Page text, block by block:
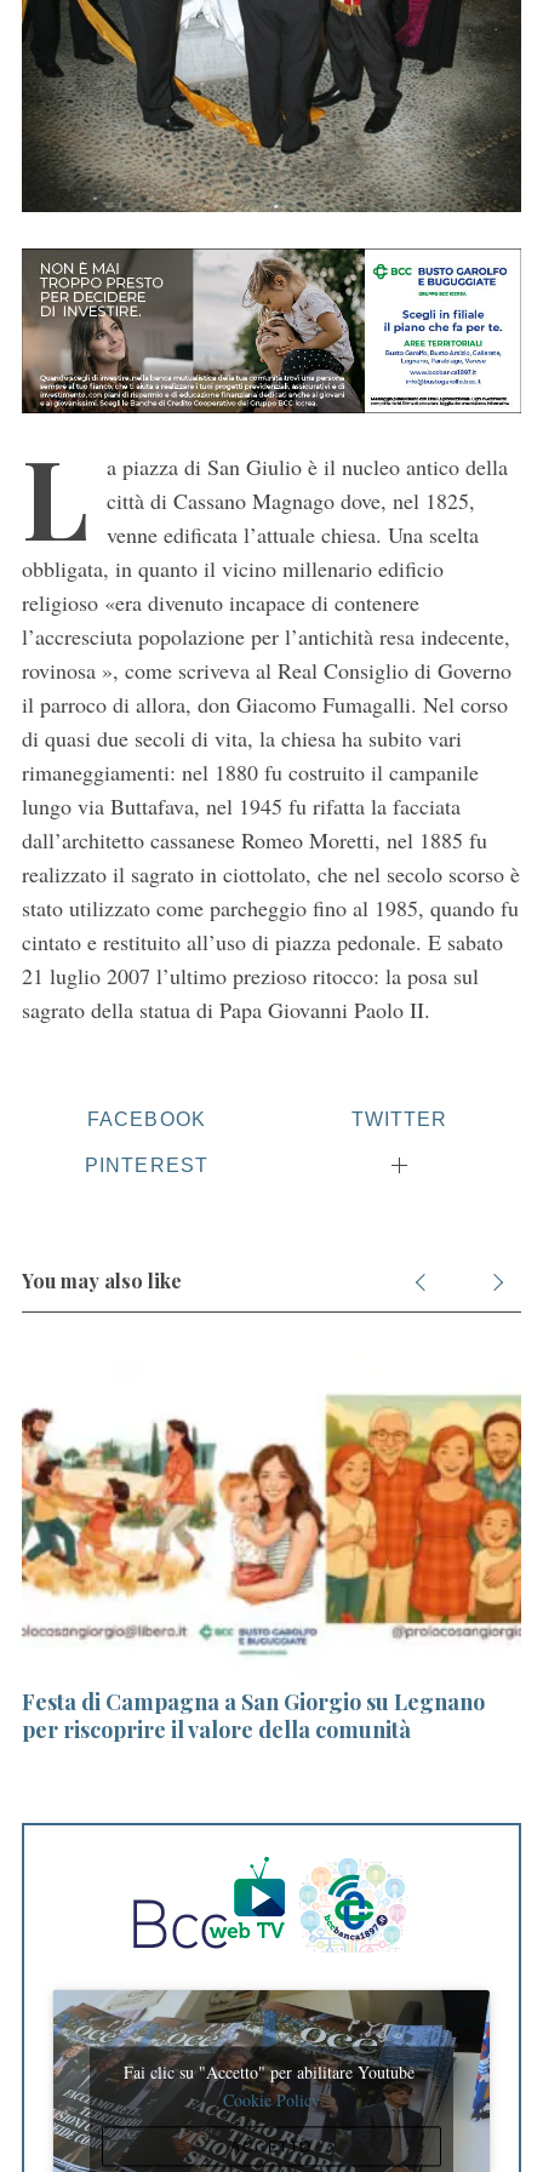
L
a piazza di San Giulio è il nucleo antico della
città di Cassano Magnago dove, nel 1825,
venne edificata l’attuale chiesa. Una scelta
obbligata, in quanto il vicino millenario edificio
religioso «era divenuto incapace di contenere
l’accresciuta popolazione per l’antichità resa indecente,
rovinosa », come scriveva al Real Consiglio di Governo
il parroco di allora, don Giacomo Fumagalli. Nel corso
di quasi due secoli di vita, la chiesa ha subito vari
rimaneggiamenti: nel 1880 fu costruito il campanile
lungo via Buttafava, nel 1945 fu rifatta la facciata
dall’architetto cassanese Romeo Moretti, nel 1885 fu
realizzato il sagrato in ciottolato, che nel secolo scorso è
stato utilizzato come parcheggio fino al 1985, quando fu
cintato e restituito all’uso di piazza pedonale. E sabato
21 luglio 2007 l’ultimo prezioso ritocco: la posa sul
sagrato della statua di Papa Giovanni Paolo II.
FACEBOOK TWITTER
PINTEREST
You may also like
Festa di Campagna a San Giorgio su Legnano
per riscoprire il valore della comunità
Fai clic su "Accetto" per abilitare Youtube
Cookie Policy
ACCETTO
S
a
r
c
o